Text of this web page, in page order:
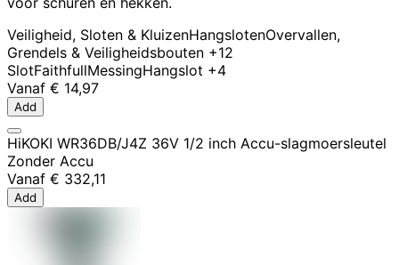
Veiligheid, Sloten & KluizenHangslotenOvervallen,
Grendels & Veiligheidsbouten +12
SlotFaithfullMessingHangslot +4
Vanaf € 14,97
Add
HiKOKI WR36DB/J4Z 36V 1/2 inch Accu-slagmoersleutel
Zonder Accu
Vanaf € 332,11
Add